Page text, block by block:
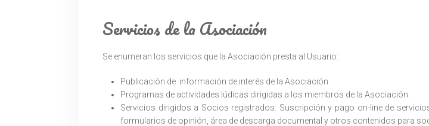
Servicios de la Asociación
Se enumeran los servicios que la Asociación presta al Usuario:
Publicación de información de interés de la Asociación.
Programas de actividades lúdicas dirigidas a los miembros de la Asociación.
Servicios dirigidos a Socios registrados: Suscripción y pago on-line de
formularios de opinión, área de descarga documental y otros contenidos para